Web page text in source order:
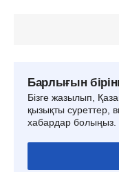
Барлығын
Бізге жазылып,
қызықты суреттер,
хабардар болыңыз.